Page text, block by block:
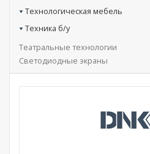
Технологическая мебель
Техника б/у
Театральные технологии
Светодиодные экраны